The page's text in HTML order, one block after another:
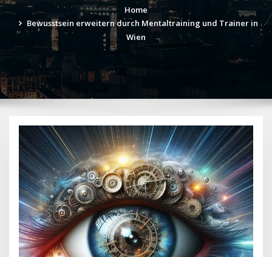
Home
Bewusstsein erweitern durch Mentaltraining und Trainer in
Wien